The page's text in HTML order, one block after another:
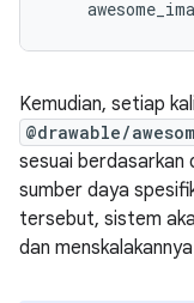
Kemudian, setiap
@drawable/
sesuai berdasarkan
sumber daya
tersebut, sistem
dan